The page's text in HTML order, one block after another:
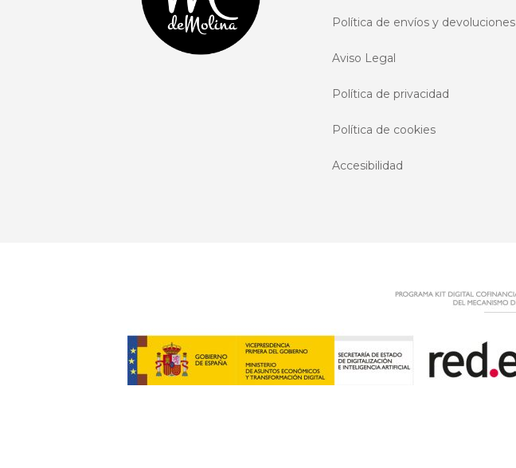
Política de envíos y devoluciones
Aviso Legal
Política de privacidad
Política de cookies
Accesibilidad